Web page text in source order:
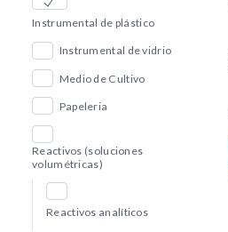
Instrumental de plástico
Instrumental de vidrio
Medio de Cultivo
Papeleria
Reactivos (soluciones
volumétricas)
Reactivos analíticos